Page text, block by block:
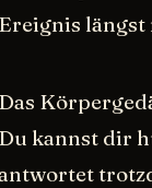
kannst dir